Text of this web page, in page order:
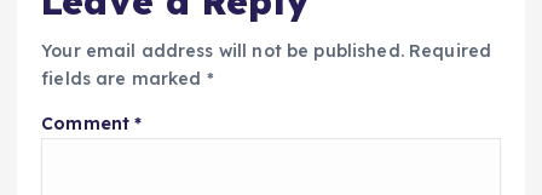
Your email address will not be published. Required
fields are marked *
Comment*